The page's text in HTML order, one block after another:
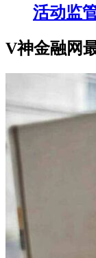
活动监
V神金融网